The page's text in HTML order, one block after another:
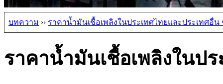
บทความ ›› ราคาน้ำมันเชื้อเพลิงในประเทศไทยและประเทศอื่น
ราคาน้ำมันเชื้อเพลิงในป